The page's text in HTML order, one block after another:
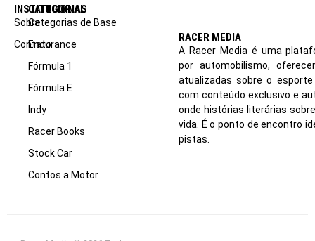
INSTITUCIONAL
Sobre
Contato
CATEGORIAS
Categorias de Base
Endurance
Fórmula 1
Fórmula E
Indy
Racer Books
Stock Car
Contos a Motor
RACER MEDIA
A Racer Media é uma
por automobilismo,
atualizadas sobre o
com conteúdo exclusivo e
onde histórias literárias
vida. É o ponto de encontro
pistas.